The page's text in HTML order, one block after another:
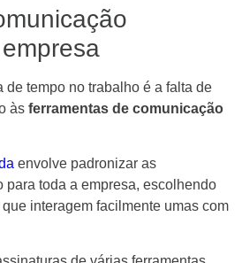
de tempo no trabalho é a falta de
às ferramentas de comunicação
envolve padronizar as
para toda a empresa, escolhendo
interagem facilmente umas com